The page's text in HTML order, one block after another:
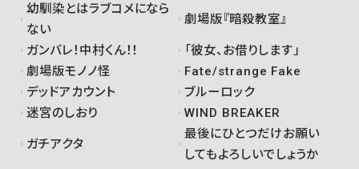
幼馴染とはラブコメになら
ない
劇場版『暗殺教室』
ガンバレ！中村くん！！
「彼女、お借りします」
劇場版モノノ怪
Fate/strange Fake
デッドアカウント
ブルーロック
迷宮のしおり
WIND BREAKER
ガチアクタ
最後にひとつだけお願い
してもよろしいでしょうか